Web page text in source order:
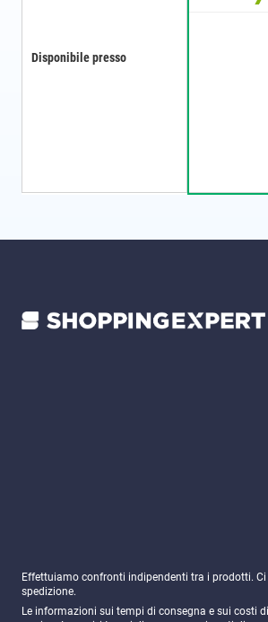
Disponibile presso
Effettuiamo confronti indipendenti tra i prodotti.
spedizione.
Le informazioni sui tempi di consegna e sui costi